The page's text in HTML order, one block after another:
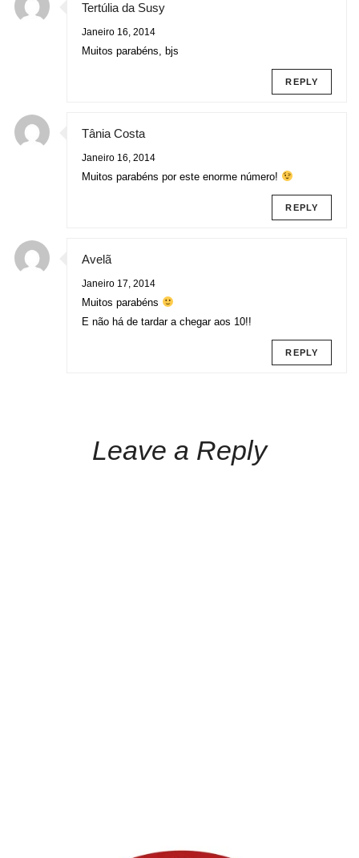
Tertúlia da Susy
Janeiro 16, 2014
Muitos parabéns, bjs
REPLY
Tânia Costa
Janeiro 16, 2014
Muitos parabéns por este enorme número!
REPLY
Avelã
Janeiro 17, 2014
Muitos parabéns
E não há de tardar a chegar aos 10!!
REPLY
Leave a Reply